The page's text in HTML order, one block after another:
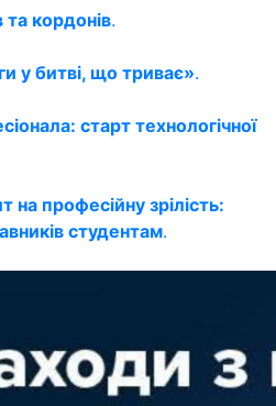
та кордонів.
у битві, що триває».
старт технологічної
на професійну зрілість:
студентам.